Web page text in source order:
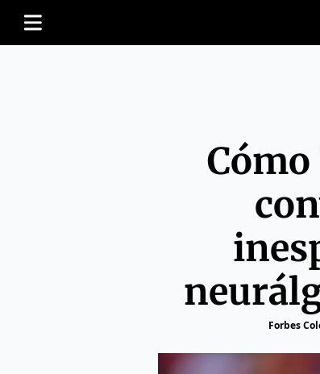
Cómo
Forbes